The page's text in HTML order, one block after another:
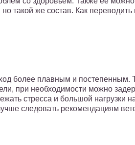
такой же состав. Как переводить
более плавным и постепенным.
при необходимости можно
стресса и большой нагрузки
следовать рекомендациям